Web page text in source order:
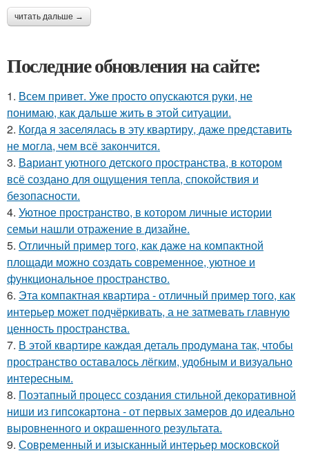
читать дальше →
Последние обновления на сайте:
1. Всем привет. Уже просто опускаются руки, не
понимаю, как дальше жить в этой ситуации.
2. Когда я заселялась в эту квартиру, даже представить
не могла, чем всё закончится.
3. Вариант уютного детского пространства, в котором
всё создано для ощущения тепла, спокойствия и
безопасности.
4. Уютное пространство, в котором личные истории
семьи нашли отражение в дизайне.
5. Отличный пример того, как даже на компактной
площади можно создать современное, уютное и
функциональное пространство.
6. Эта компактная квартира - отличный пример того, как
интерьер может подчёркивать, а не затмевать главную
ценность пространства.
7. В этой квартире каждая деталь продумана так, чтобы
пространство оставалось лёгким, удобным и визуально
интересным.
8. Поэтапный процесс создания стильной декоративной
ниши из гипсокартона - от первых замеров до идеально
выровненного и окрашенного результата.
9. Современный и изысканный интерьер московской